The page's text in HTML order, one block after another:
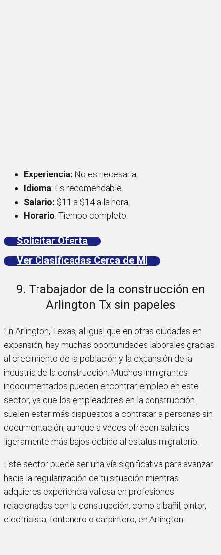
Experiencia: No es necesaria.
Idioma: Es recomendable.
Salario: $11 a $14 a la hora.
Horario: Tiempo completo.
Solicitar Oferta
Ver Clasificadas Cerca de Mi
9. Trabajador de la construcción en
Arlington Tx sin papeles
En Arlington, Texas, al igual que en otras ciudades en
expansión, hay muchas oportunidades laborales gracias
al crecimiento de la población y la expansión de la
industria de la construcción. Muchos inmigrantes
indocumentados pueden encontrar empleo en este
sector, ya que los empleadores en la construcción
suelen estar más dispuestos a contratar a personas sin
documentación, aunque a veces ofrecen salarios
ligeramente más bajos debido al estatus migratorio.
Este sector puede ser una vía significativa para avanzar
hacia la regularización de tu situación mientras
adquieres experiencia valiosa en profesiones
relacionadas con la construcción, como albañil, pintor,
electricista, fontanero o carpintero, en Arlington.